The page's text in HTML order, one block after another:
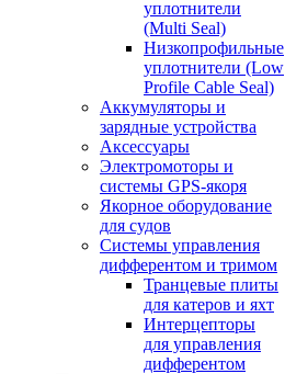
уплотнители
(Multi Seal)
Низкопрофильные
уплотнители (Low
Profile Cable Seal)
Аккумуляторы и
зарядные устройства
Аксессуары
Электромоторы и
системы GPS-якоря
Якорное оборудование
для судов
Системы управления
дифферентом и тримом
Транцевые плиты
для катеров и яхт
Интерцепторы
для управления
дифферентом